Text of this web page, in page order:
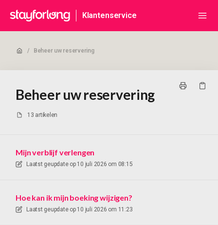
Klantenservice
/ Beheer uw reservering
Beheer uw reservering
13 artikelen
Mijn verblijf verlengen
Laatst geupdate op 10 juli 2026 om 08:15
Hoe kan ik mijn boeking wijzigen?
Laatst geupdate op 10 juli 2026 om 11:23